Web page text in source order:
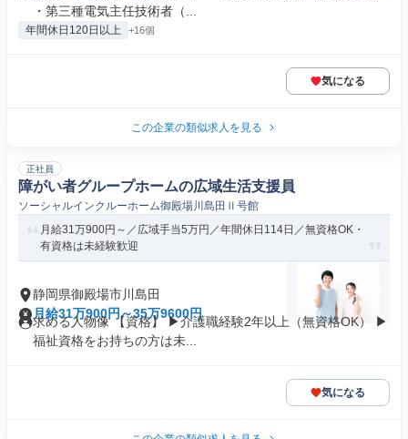
・第三種電気主任技術者（...
年間休日120日以上 +16個
気になる
この企業の類似求人を見る
正社員
障がい者グループホームの広域生活支援員
ソーシャルインクルーホーム御殿場川島田Ⅱ号館
月給31万900円～／広域手当5万円／年間休日114日／無資格OK・
有資格は未経験歓迎
静岡県御殿場市川島田
月給31万900円～35万9600円
求める人物像 【資格】 ▶介護職経験2年以上（無資格OK） ▶
福祉資格をお持ちの方は未...
気になる